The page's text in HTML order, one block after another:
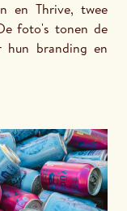
foto's tonen de
hun branding en